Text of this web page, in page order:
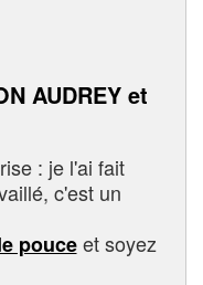
AUDREY et
: je l'ai fait
c'est un
pouceet soyez